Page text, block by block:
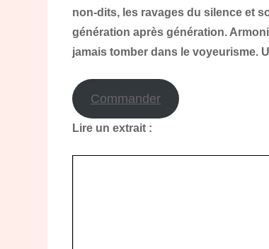
non-dits, les ravages du silence et
génération après génération.
jamais tomber dans le voyeurisme.
Commander
Lire un extrait :